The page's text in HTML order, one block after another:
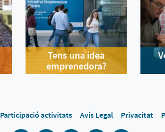
Tens una idea
emprenedora?
Participació activitats Avís Legal Privacitat